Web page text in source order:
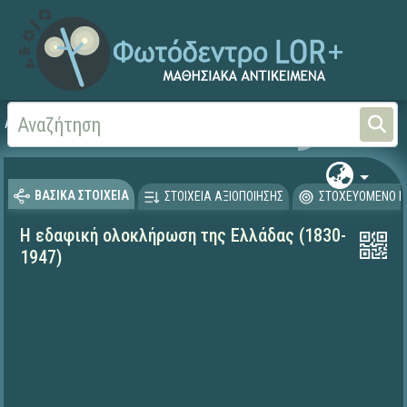
Αρχική
ΒΑΣΙΚΑ ΣΤΟΙΧΕΙΑ ΣΤΟΙΧΕΙΑ ΑΞΙΟΠΟΙΗΣΗΣ ΣΤΟΧΕΥΟΜΕΝΟ
Η εδαφική ολοκλήρωση της Ελλάδας (1830-
1947)